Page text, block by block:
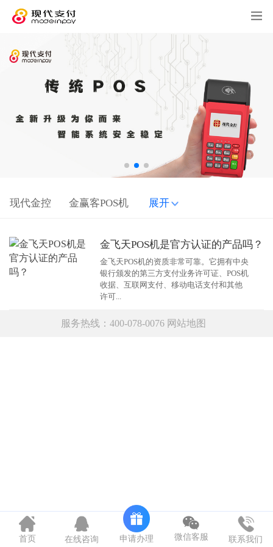
现代金控 金赢客POS机 展开
金飞天POS机是官方认证的产品吗？
金飞天POS机的资质非常可靠。它拥有中央
银行颁发的第三方支付业务许可证、POS机
收据、互联网支付、移动电话支付和其他
许可...
服务热线：400-078-0076 网站地图
首页 在线咨询 申请办理 微信客服 联系我们